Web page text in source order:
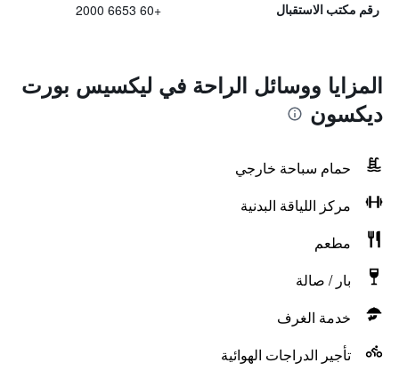
رقم مكتب الاستقبال +60 6653 2000
المزايا ووسائل الراحة في ليكسيس بورت
ديكسون
حمام سباحة خارجي
مركز اللياقة البدنية
مطعم
بار / صالة
خدمة الغرف
تأجير الدراجات الهوائية